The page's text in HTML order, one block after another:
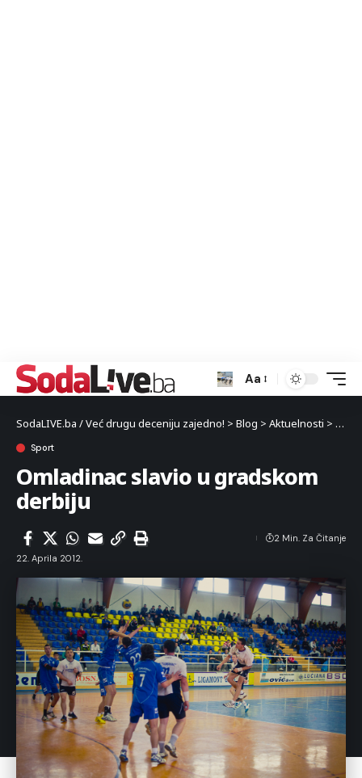
Aa
SodaLIVE.ba / Već drugu deceniju zajedno! > Blog > Aktuelnosti > Sport
Sport
Omladinac slavio u gradskom
derbiju
22. Aprila 2012.
2 Min. Za Čitanje